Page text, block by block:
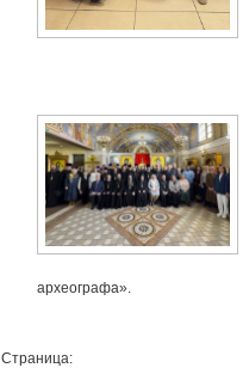
археографа».
Страница: